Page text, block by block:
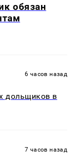
обязан
6 часов назад
дольщиков в
7 часов назад